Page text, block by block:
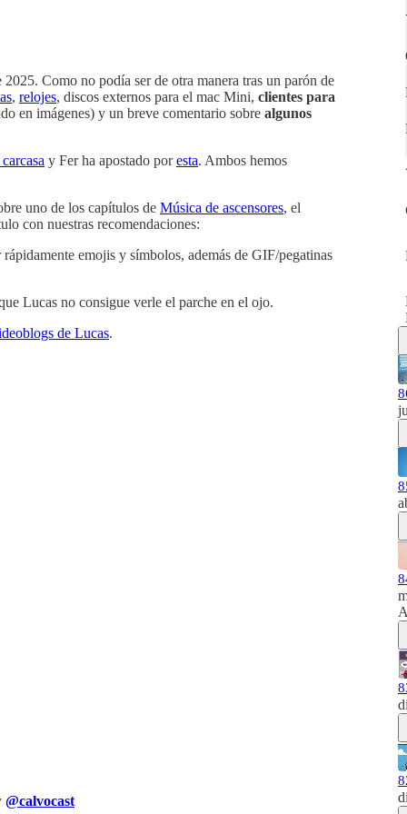
Como no podía ser de otra manera tras un parón de
, relojes, discos externos para el mac Mini, clientes para
en imágenes) y un breve comentario sobre algunos
y Fer ha apostado poresta. Ambos hemos
uno de los capítulos de Música de ascensores, el
con nuestras recomendaciones:
emojis y símbolos, además de GIF/pegatinas
Lucas no consigue verle el parche en el ojo.
de Lucas.
@calvocast